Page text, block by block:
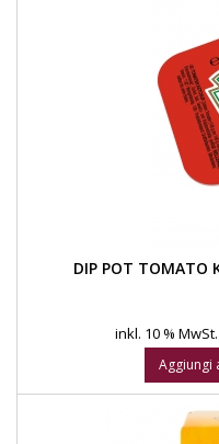
DIP POT TOMATO
inkl. 10 % MwSt.
Aggiungi